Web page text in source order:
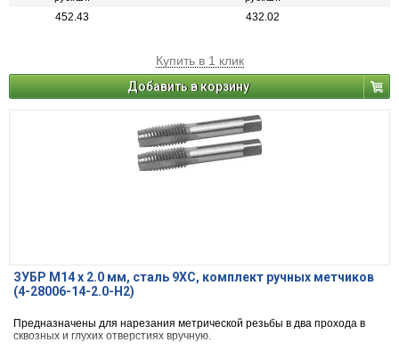
452.43 432.02
Купить в 1 клик
Добавить в корзину
ЗУБР М14 x 2.0 мм, сталь 9ХС, комплект ручных метчиков
(4-28006-14-2.0-H2)
Предназначены для нарезания метрической резьбы в два прохода в
сквозных и глухих отверстиях вручную.